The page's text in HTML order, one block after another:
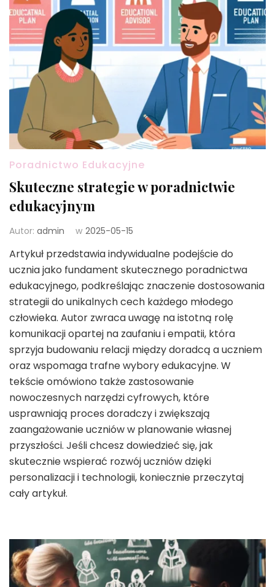
Poradnictwo Edukacyjne
Skuteczne strategie w poradnictwie
edukacyjnym
Autor: admin w 2025-05-15
Artykuł przedstawia indywidualne podejście do
ucznia jako fundament skutecznego poradnictwa
edukacyjnego, podkreślając znaczenie dostosowania
strategii do unikalnych cech każdego młodego
człowieka. Autor zwraca uwagę na istotną rolę
komunikacji opartej na zaufaniu i empatii, która
sprzyja budowaniu relacji między doradcą a uczniem
oraz wspomaga trafne wybory edukacyjne. W
tekście omówiono także zastosowanie
nowoczesnych narzędzi cyfrowych, które
usprawniają proces doradczy i zwiększają
zaangażowanie uczniów w planowanie własnej
przyszłości. Jeśli chcesz dowiedzieć się, jak
skutecznie wspierać rozwój uczniów dzięki
personalizacji i technologii, koniecznie przeczytaj
cały artykuł.